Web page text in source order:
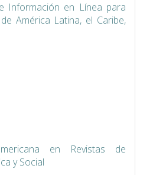
Información en Línea para
América Latina, el Caribe,
en Revistas de
y Social